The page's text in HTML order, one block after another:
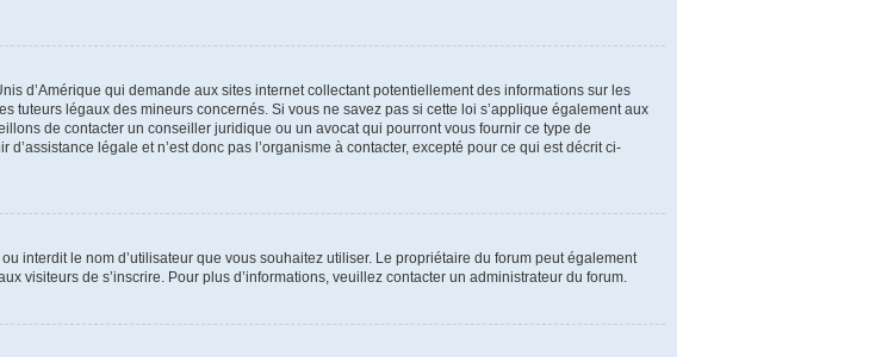
d’Amérique qui demande aux sites internet collectant potentiellement des informations sur les
tuteurs légaux des mineurs concernés. Si vous ne savez pas si cette loi s’applique également aux
de contacter un conseiller juridique ou un avocat qui pourront vous fournir ce type de
légale et n’est donc pas l’organisme à contacter, excepté pour ce qui est décrit ci-
interdit le nom d’utilisateur que vous souhaitez utiliser. Le propriétaire du forum peut également
visiteurs de s’inscrire. Pour plus d’informations, veuillez contacter un administrateur du forum.